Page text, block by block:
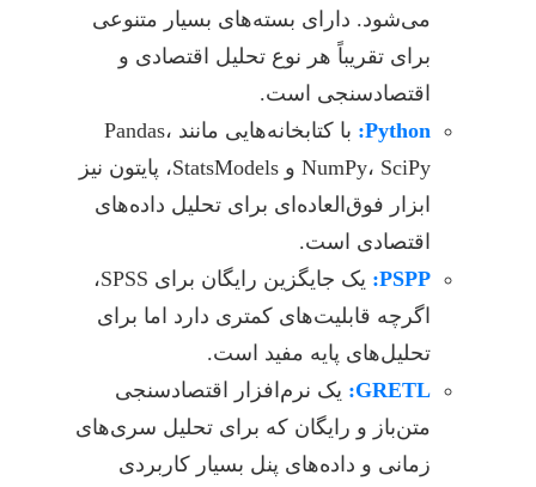
می‌شود. دارای بسته‌های بسیار متنوعی
برای تقریباً هر نوع تحلیل اقتصادی و
اقتصادسنجی است.
Python:
با کتابخانه‌هایی مانند Pandas،
NumPy، SciPy و StatsModels، پایتون نیز
ابزار فوق‌العاده‌ای برای تحلیل داده‌های
اقتصادی است.
PSPP:
یک جایگزین رایگان برای SPSS،
اگرچه قابلیت‌های کمتری دارد اما برای
تحلیل‌های پایه مفید است.
GRETL:
یک نرم‌افزار اقتصادسنجی
متن‌باز و رایگان که برای تحلیل سری‌های
زمانی و داده‌های پنل بسیار کاربردی